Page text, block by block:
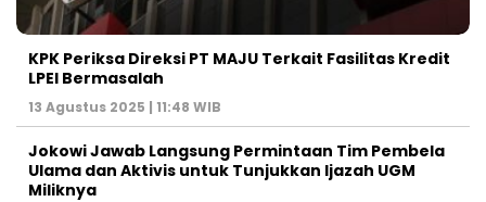
KPK Periksa Direksi PT MAJU Terkait Fasilitas Kredit
LPEI Bermasalah
13 Agustus 2025 | 11:48 WIB
Jokowi Jawab Langsung Permintaan Tim Pembela
Ulama dan Aktivis untuk Tunjukkan Ijazah UGM
Miliknya